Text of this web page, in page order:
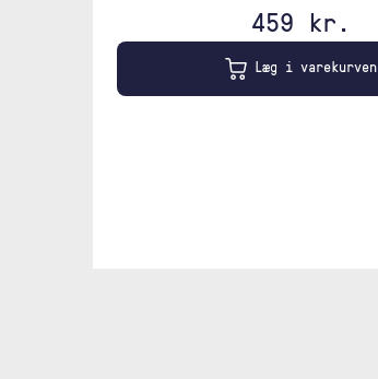
459 kr.
Læg i varekurven